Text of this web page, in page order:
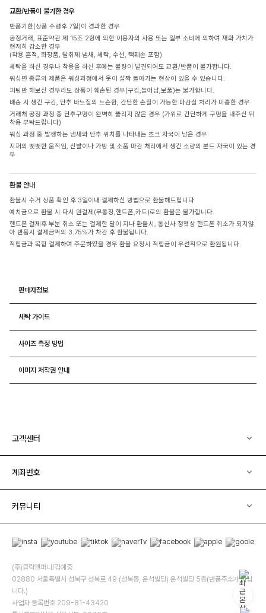
교환/반품이 불가한 경우
반품기한(상품 수령후 7일)이 경과한 경우
공정거래, 표준약관 제 15조 2항에 의한 이용자의 사용 또는 일부 소비에 의하여 재화 가치가
현저히 감소한 경우
(착용 흔적, 화장품, 탈취제 냄새, 세탁, 수선, 택훼손 포함)
세탁을 하신 경우나 착용을 하신 후에는 불량이 발견되어도 교환/반품이 불가합니다.
워싱면 종류의 제품은 워싱과정에서 옷이 살짝 돌아가는 현상이 있을 수 있습니다.
피팅만 해보신 경우라도 상품이 훼손된 경우(구김,늘어남,보풀)는 불가합니다.
배송 시 생긴 구김, 단추 바느질의 느슨함, 간단한 손질이 가능한 마감실 처리가 미흡한 경우
거래처 공정 과정 중 단추구멍이 완벽히 뚫리지 않은 경우 (가위로 간단하게 구멍을 내주신 뒤
착용 부탁드립니다)
워싱 과정 중 발생하는 냄새와 단추 위치를 나타내는 초크 자국이 남은 경우
지퍼의 뻣뻣한 움직임, 신발이나 가방 및 소품 마감 처리에서 생긴 소량의 본드 자국이 있는 경
우
환불 안내
환불시 수거 상품 확인 후 3일이내 결제하신 방법으로 환불해드립니다
예치금으로 환불 시 다시 원결제(무통장,핸드폰,카드)로의 환불은 불가합니다.
핸드폰 결제후 부분 취소 또는 결제한 달이 지나 환불시, 통신사 정책상 핸드폰 취소가 되지않
아 반품시 결제금액의 3.75%가 차감 후 환불됩니다.
적립금과 복합 결제하여 주문하였을 경우 환불 요청시 적립금이 우선적으로 환원됩니다.
판매자정보
세탁 가이드
사이즈 측정 방법
이미지 저작권 안내
고객센터
계좌번호
커뮤니티
(주)클릭앤퍼니/김예중
02880 서울특별시 성북구 성북로 49 (성북동, 운석빌딩) 운석빌딩 5층(반품주소가 아닙
니다.)
사업자 등록번호 209-81-43420